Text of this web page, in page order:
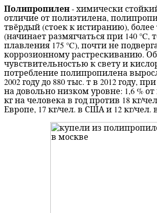
Полипропилен- химически
отличие от полиэтилена,
твёрдый (стоек к истиранию),
(начинает размягчаться при 140 °C,
плавления 175 °C), почти не
коррозионному растрескиванию.
чувствительностью к свету и
потребление полипропилена
2002 году до 880 тыс. т в 2012 году,
на довольно низком уровне: 1,6 %
кг на человека в год против 18 кг/
Европе, 17 кг/чел. в США и 12 кг/чел.